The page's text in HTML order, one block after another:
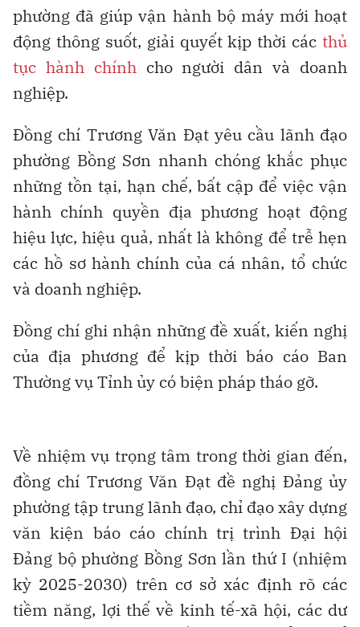
phường đã giúp vận hành bộ máy mới hoạt
động thông suốt, giải quyết kịp thời các thủ
tục hành chínhcho người dân và doanh
nghiệp.
Đồng chí Trương Văn Đạt yêu cầu lãnh đạo
phường Bồng Sơn nhanh chóng khắc phục
những tồn tại, hạn chế, bất cập để việc vận
hành chính quyền địa phương hoạt động
hiệu lực, hiệu quả, nhất là không để trễ hẹn
các hồ sơ hành chính của cá nhân, tổ chức
và doanh nghiệp.
Đồng chí ghi nhận những đề xuất, kiến nghị
của địa phương để kịp thời báo cáo Ban
Thường vụ Tỉnh ủy có biện pháp tháo gỡ.
Về nhiệm vụ trọng tâm trong thời gian đến,
đồng chí Trương Văn Đạt đề nghị Đảng ủy
phường tập trung lãnh đạo, chỉ đạo xây dựng
văn kiện báo cáo chính trị trình Đại hội
Đảng bộ phường Bồng Sơn lần thứ I (nhiệm
kỳ 2025-2030) trên cơ sở xác định rõ các
tiềm năng, lợi thế về kinh tế-xã hội, các dư